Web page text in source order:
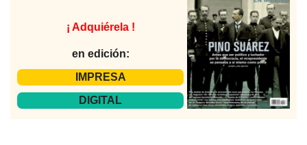
¡ Adquiérela !
en edición:
IMPRESA
DIGITAL